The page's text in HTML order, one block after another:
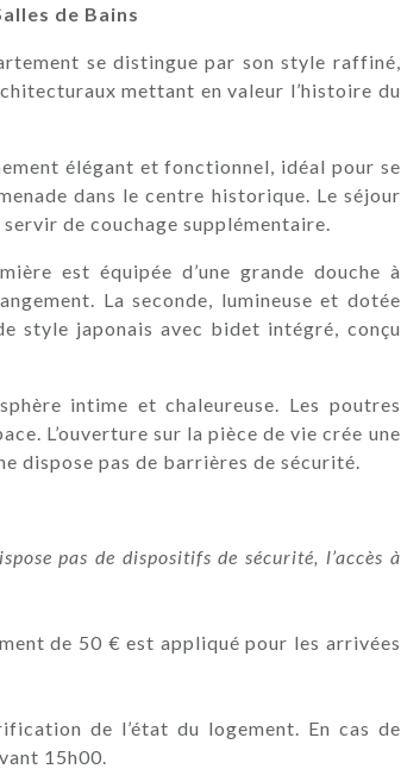
de Bains
se distingue par son style raffiné,
mettant en valeur l’histoire du
élégant et fonctionnel, idéal pour se
dans le centre historique. Le séjour
de couchage supplémentaire.
est équipée d’une grande douche à
La seconde, lumineuse et dotée
style japonais avec bidet intégré, conçu
intime et chaleureuse. Les poutres
L’ouverture sur la pièce de vie crée une
dispose pas de barrières de sécurité.
pas de dispositifs de sécurité, l’accès à
de 50 € est appliqué pour les arrivées
de l’état du logement. En cas de
15h00.